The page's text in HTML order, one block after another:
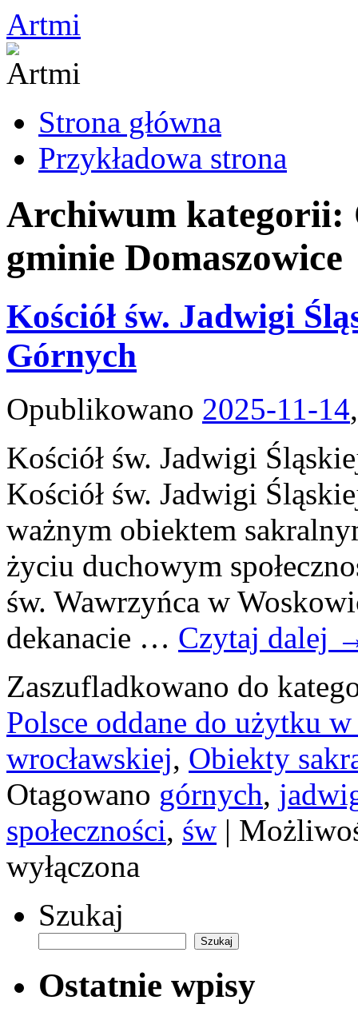
Przejdź
do
treści
Artmi
Strona główna
Przykładowa strona
Archiwum kategorii:
gminie Domaszowice
Kościół św. Jadwigi
Górnych
Opublikowano 2025-11-14
Kościół św. Jadwigi
Kościół św. Jadwigi
ważnym obiektem
życiu duchowym
św. Wawrzyńca w
dekanacie … Czytaj dalej
Zaszufladkowano do
Polsce oddane do użytku
wrocławskiej, Obiekty
Otagowano górnych,
społeczności, św |
wyłączona
Szukaj
Szukaj
Ostatnie wpisy